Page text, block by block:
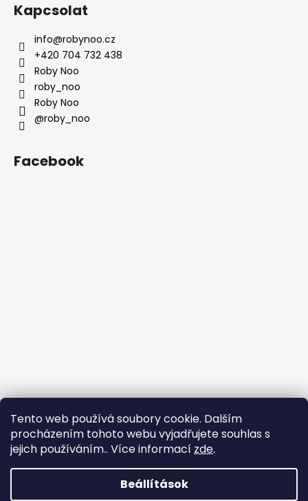
Tento web používá soubory cookie. Dalším
procházením tohoto webu vyjadřujete souhlas s
jejich používáním.. Více informací zde.
Beállítások
Kapcsolat
info@robynoo.cz
+420 704 732 438
Roby Noo
roby_noo
Roby Noo
@roby_noo
Facebook